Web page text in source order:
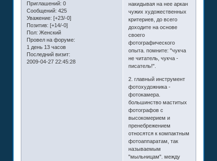
Приглашений: 0
Сообщений: 425
Уважение: [+23/-0]
Позитив: [+14/-0]
Пол: Женский
Провел на форуме:
1 день 13 часов
Последний визит:
2009-04-27 22:45:28
накидывая на нее аркан
чужих художественных
критериев, до всего
доходите на основе
своего
фотографического
опыта. помните: "чукча
не читатель, чукча -
писатель!".
2. главный инструмент
фотохудожника -
фотокамера.
большинство маститых
фотографов с
высокомерием и
пренебрежением
относятся к компактным
фотоаппаратам, так
называемым
"мыльницам". между